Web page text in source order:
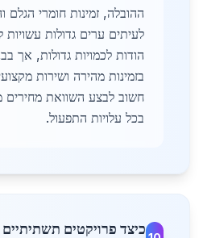
ההובלה, זמינות חומרי הגלם
לעיתים ערים גדולות
הודות לכמויות גדולות, אך
בזמינות מהירה ושירות
חשוב לבצע השוואת מחירים
בכל עלויות התפעול.
כיצד פרויקטים